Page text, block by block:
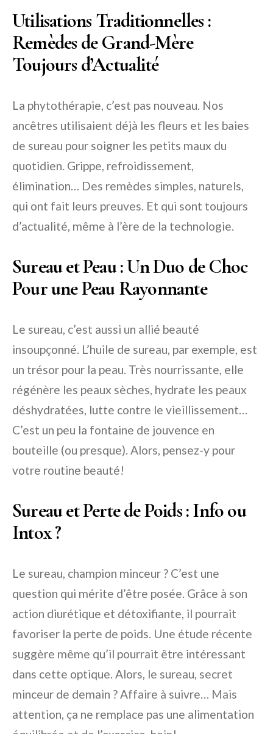
Utilisations Traditionnelles :
Remèdes de Grand-Mère
Toujours d’Actualité
La phytothérapie, c’est pas nouveau. Nos
ancêtres utilisaient déjà les fleurs et les baies
de sureau pour soigner les petits maux du
quotidien. Grippe, refroidissement,
élimination… Des remèdes simples, naturels,
qui ont fait leurs preuves. Et qui sont toujours
d’actualité, même à l’ère de la technologie.
Sureau et Peau : Un Duo de Choc
Pour une Peau Rayonnante
Le sureau, c’est aussi un allié beauté
insoupçonné. L’huile de sureau, par exemple, est
un trésor pour la peau. Très nourrissante, elle
régénère les peaux sèches, hydrate les peaux
déshydratées, lutte contre le vieillissement…
C’est un peu la fontaine de jouvence en
bouteille (ou presque). Alors, pensez-y pour
votre routine beauté!
Sureau et Perte de Poids : Info ou
Intox ?
Le sureau, champion minceur ? C’est une
question qui mérite d’être posée. Grâce à son
action diurétique et détoxifiante, il pourrait
favoriser la perte de poids. Une étude récente
suggère même qu’il pourrait être intéressant
dans cette optique. Alors, le sureau, secret
minceur de demain ? Affaire à suivre… Mais
attention, ça ne remplace pas une alimentation